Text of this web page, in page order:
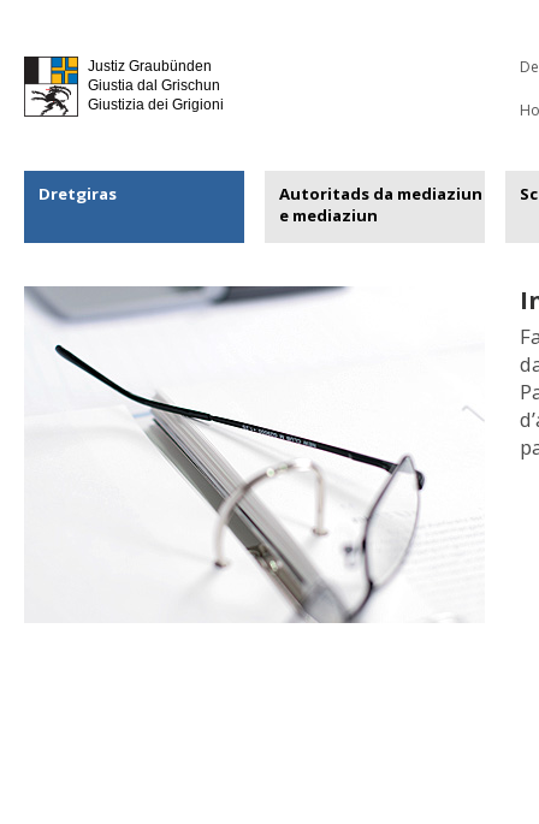
Justiz Graubünden
Giustia dal Grischun
Giustizia dei Grigioni
Dretgiras
Autoritads da mediaziun
e mediaziun